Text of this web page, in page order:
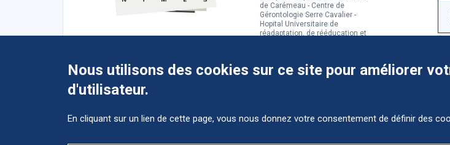
de Carémeau - Centre de
Gérontologie Serre Cavalier -
Hopital Universitaire de
réadaptation, de rééducation et
Accéder au CHU et ses différents
Comment préparer mon
Nous utilisons des cookies sur ce site pour améliorer
d'utilisateur.
En cliquant sur un lien de cette page, vous nous donnez votre consentement de définir des